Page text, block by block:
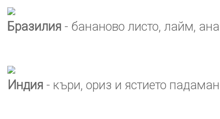
Бразилия - бананово листо, лайм,
Индия - къри, ориз и ястието